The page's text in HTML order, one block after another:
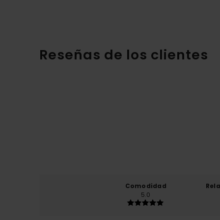
Reseñas de los clientes
Comodidad
5.0